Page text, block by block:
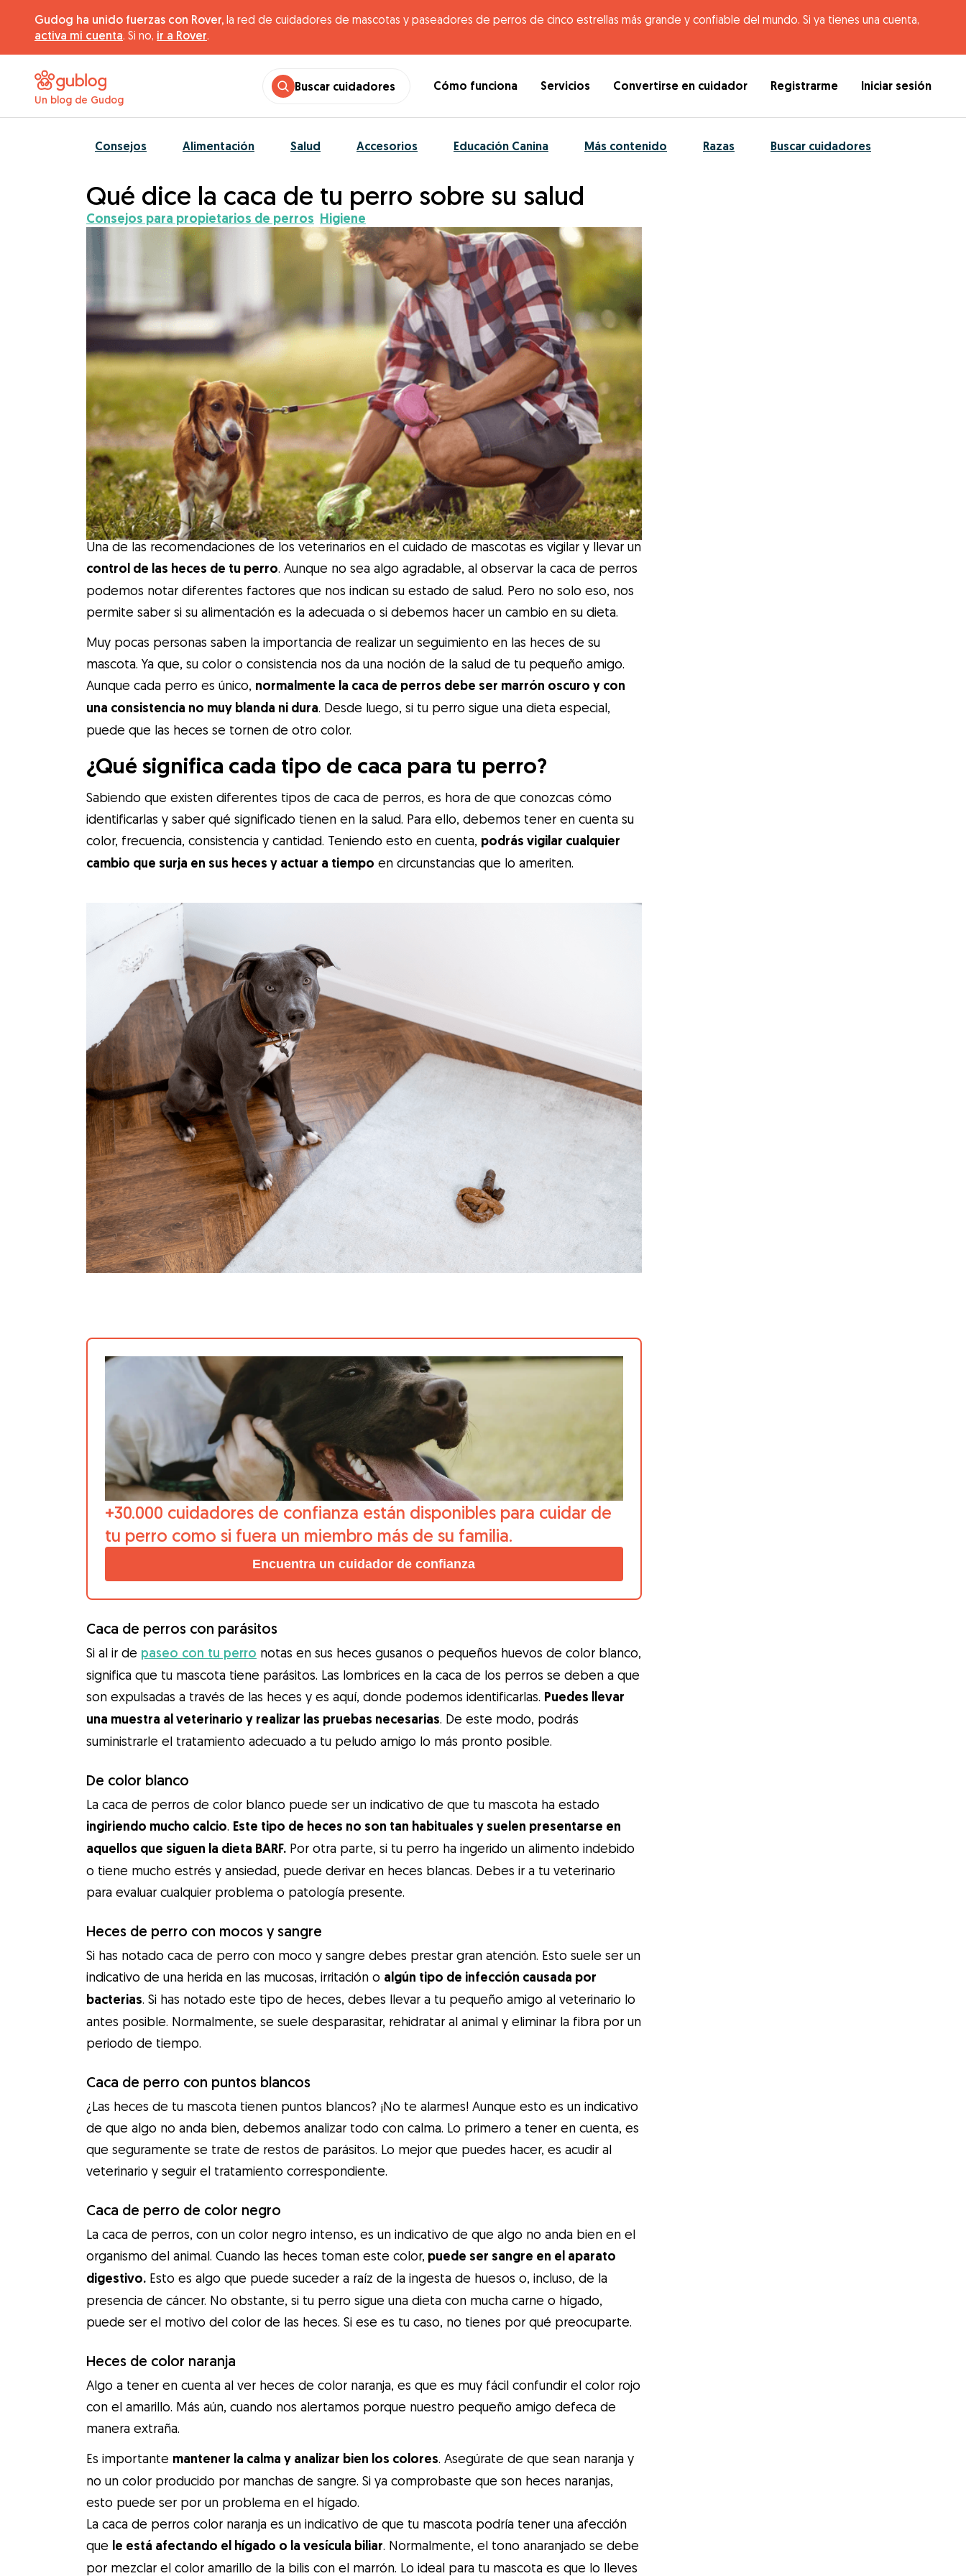
Gudog ha unido fuerzas con Rover, la red de cuidadores de mascotas y paseadores de perros de cinco estrellas más grande y confiable del mundo. Si ya tienes una cuenta,
activa mi cuenta. Si no, ir a Rover.
Un blog de Gudog
Buscar cuidadores Cómo funciona Servicios Convertirse en cuidador Registrarme Iniciar sesión
Consejos Alimentación Salud Accesorios Educación Canina Más contenido Razas Buscar cuidadores
Qué dice la caca de tu perro sobre su salud
Consejos para propietarios de perros Higiene
Una de las recomendaciones de los veterinarios en el cuidado de mascotas es vigilar y llevar un
control de las heces de tu perro. Aunque no sea algo agradable, al observar la caca de perros
podemos notar diferentes factores que nos indican su estado de salud. Pero no solo eso, nos
permite saber si su alimentación es la adecuada o si debemos hacer un cambio en su dieta.
Muy pocas personas saben la importancia de realizar un seguimiento en las heces de su
mascota. Ya que, su color o consistencia nos da una noción de la salud de tu pequeño amigo.
Aunque cada perro es único, normalmente la caca de perros debe ser marrón oscuro y con
una consistencia no muy blanda ni dura. Desde luego, si tu perro sigue una dieta especial,
puede que las heces se tornen de otro color.
¿Qué significa cada tipo de caca para tu perro?
Sabiendo que existen diferentes tipos de caca de perros, es hora de que conozcas cómo
identificarlas y saber qué significado tienen en la salud. Para ello, debemos tener en cuenta su
color, frecuencia, consistencia y cantidad. Teniendo esto en cuenta, podrás vigilar cualquier
cambio que surja en sus heces y actuar a tiempo en circunstancias que lo ameriten.
+30.000 cuidadores de confianza están disponibles para cuidar de
tu perro como si fuera un miembro más de su familia.
Encuentra un cuidador de confianza
Caca de perros con parásitos
Si al ir de paseo con tu perro notas en sus heces gusanos o pequeños huevos de color blanco,
significa que tu mascota tiene parásitos. Las lombrices en la caca de los perros se deben a que
son expulsadas a través de las heces y es aquí, donde podemos identificarlas. Puedes llevar
una muestra al veterinario y realizar las pruebas necesarias. De este modo, podrás
suministrarle el tratamiento adecuado a tu peludo amigo lo más pronto posible.
De color blanco
La caca de perros de color blanco puede ser un indicativo de que tu mascota ha estado
ingiriendo mucho calcio. Este tipo de heces no son tan habituales y suelen presentarse en
aquellos que siguen la dieta BARF. Por otra parte, si tu perro ha ingerido un alimento indebido
o tiene mucho estrés y ansiedad, puede derivar en heces blancas. Debes ir a tu veterinario
para evaluar cualquier problema o patología presente.
Heces de perro con mocos y sangre
Si has notado caca de perro con moco y sangre debes prestar gran atención. Esto suele ser un
indicativo de una herida en las mucosas, irritación o algún tipo de infección causada por
bacterias. Si has notado este tipo de heces, debes llevar a tu pequeño amigo al veterinario lo
antes posible. Normalmente, se suele desparasitar, rehidratar al animal y eliminar la fibra por un
periodo de tiempo.
Caca de perro con puntos blancos
¿Las heces de tu mascota tienen puntos blancos? ¡No te alarmes! Aunque esto es un indicativo
de que algo no anda bien, debemos analizar todo con calma. Lo primero a tener en cuenta, es
que seguramente se trate de restos de parásitos. Lo mejor que puedes hacer, es acudir al
veterinario y seguir el tratamiento correspondiente.
Caca de perro de color negro
La caca de perros, con un color negro intenso, es un indicativo de que algo no anda bien en el
organismo del animal. Cuando las heces toman este color, puede ser sangre en el aparato
digestivo. Esto es algo que puede suceder a raíz de la ingesta de huesos o, incluso, de la
presencia de cáncer. No obstante, si tu perro sigue una dieta con mucha carne o hígado,
puede ser el motivo del color de las heces. Si ese es tu caso, no tienes por qué preocuparte.
Heces de color naranja
Algo a tener en cuenta al ver heces de color naranja, es que es muy fácil confundir el color rojo
con el amarillo. Más aún, cuando nos alertamos porque nuestro pequeño amigo defeca de
manera extraña.
Es importante mantener la calma y analizar bien los colores. Asegúrate de que sean naranja y
no un color producido por manchas de sangre. Si ya comprobaste que son heces naranjas,
esto puede ser por un problema en el hígado.
La caca de perros color naranja es un indicativo de que tu mascota podría tener una afección
que le está afectando el hígado o la vesícula biliar. Normalmente, el tono anaranjado se debe
por mezclar el color amarillo de la bilis con el marrón. Lo ideal para tu mascota es que lo lleves